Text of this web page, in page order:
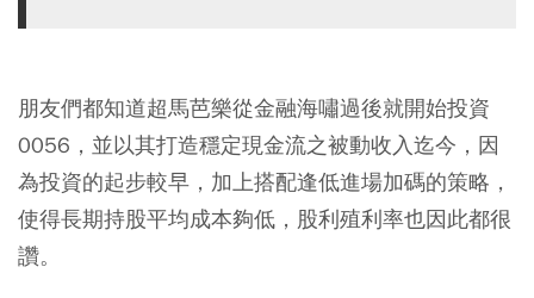
朋友們都知道超馬芭樂從金融海嘯過後就開始投資
0056，並以其打造穩定現金流之被動收入迄今，因
為投資的起步較早，加上搭配逢低進場加碼的策略，
使得長期持股平均成本夠低，股利殖利率也因此都很
讚。